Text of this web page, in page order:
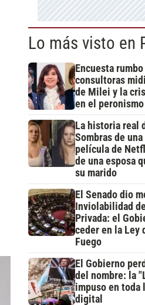
Lo más visto en
Encuesta
consultoras
de Milei y la
en el peronismo
La historia real
Sombras de
película de
de una esposa
su marido
El Senado dio
Inviolabilidad
Privada: el
ceder en la Ley
Fuego
El Gobierno
del nombre: la
impuso en toda
digital